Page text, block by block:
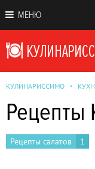
МЕНЮ
КУЛИНАРИССИМО
Рецепты
Рецепты салатов 1